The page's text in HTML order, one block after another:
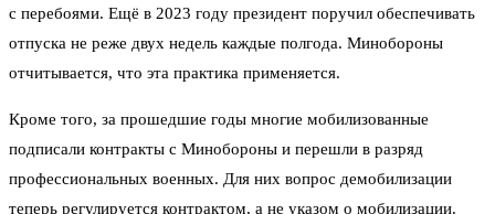
с перебоями. Ещё в 2023 году президент поручил обеспечивать
отпуска не реже двух недель каждые полгода. Минобороны
отчитывается, что эта практика применяется.
Кроме того, за прошедшие годы многие мобилизованные
подписали контракты с Минобороны и перешли в разряд
профессиональных военных. Для них вопрос демобилизации
теперь регулируется контрактом, а не указом о мобилизации.